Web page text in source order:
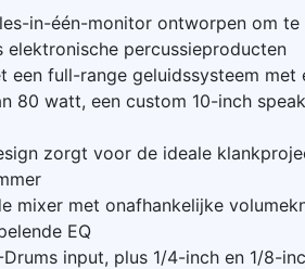
in-één-monitor ontworpen om te
elektronische percussieproducten
een full-range geluidssysteem met
80 watt, een custom 10-inch
zorgt voor de ideale
mixer met onafhankelijke
EQ
input, plus 1/4-inch en 1/8-